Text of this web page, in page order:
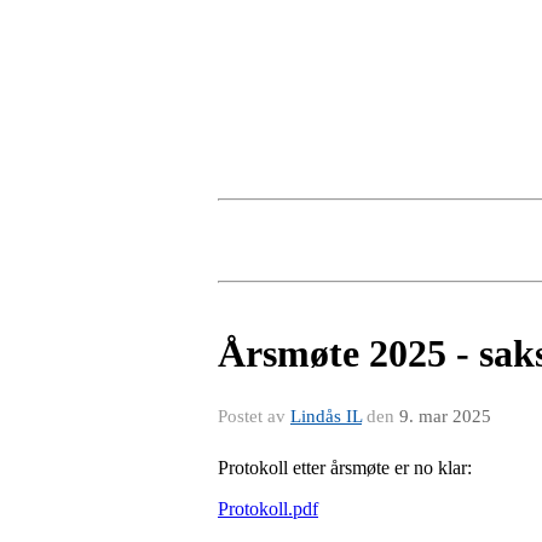
Årsmøte 2025 -
Postet av Lindås ILden 9. mar 2025
Protokoll etter årsmøte er no klar:
Protokoll.pdf